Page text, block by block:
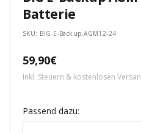
Batterie
SKU: BIG.E-Backup.AGM12-24
Angebotspreis
59,90€
Inkl. Steuern & kostenlosen
Passend dazu: